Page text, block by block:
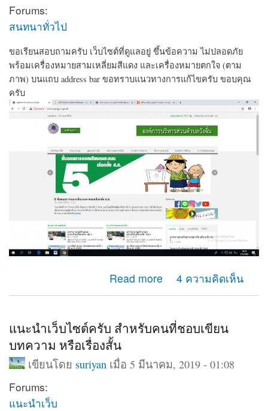
Forums:
สนทนาทั่วไป
ขอเรียนสอบถามครับ เว็บไซต์ที่ดูแลอยู่ ขึ้นข้อความ ไม่ปลอดภัย
พร้อมเครื่องหมายสามเหลี่ยมสีแดง และเครื่องหมายตกใจ (ตาม
ภาพ) บนแถบ address bar ขอทราบแนวทางการแก้ไขครับ ขอบคุณ
ครับ
Read more
about เวบไซต์ ขึ้นข้อความ ไม่ปลอดภัย4 ความคิดเห็น
แนะนำเว็บไซต์ครับ สำหรับคนที่ชอบเขียน
บทความ หรือเรื่องสั้น
เขียนโดย suriyanเมื่อ 5 มีนาคม, 2019 - 01:08
Forums:
แนะนำเว็บ